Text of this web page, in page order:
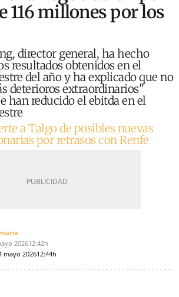
116 millones por los
director general, ha hecho
resultados obtenidos en el
del año y ha explicado que no
deterioros extraordinarios"
han reducido el ebitda en el
a Talgo de posibles nuevas
por retrasos con Renfe
202612:42h
mayo 202612:44h